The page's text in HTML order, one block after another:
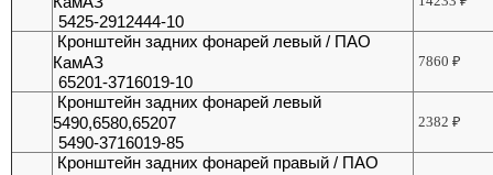
5425-2912444-10
Кронштейн задних фонарей левый / ПАО
КамАЗ
65201-3716019-10
7860₽
Кронштейн задних фонарей левый
5490,6580,65207
5490-3716019-85
2382₽
Кронштейн задних фонарей правый / ПАО